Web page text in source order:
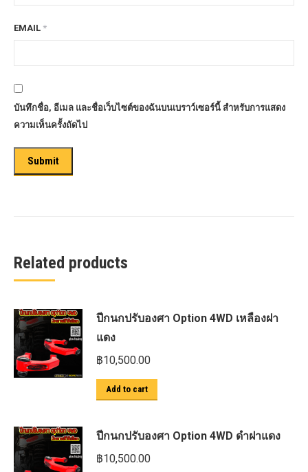
EMAIL *
บันทึกชื่อ, อีเมล และชื่อเว็บไซต์ของฉันบนเบราว์เซอร์นี้ สำหรับการแสดง
ความเห็นครั้งถัดไป
Related products
ปีกนกปรับองศา Option 4WD เหลืองฝา
แดง
฿10,500.00
Add to cart
ปีกนกปรับองศา Option 4WD ดำฝาแดง
฿10,500.00